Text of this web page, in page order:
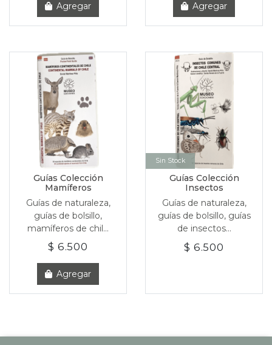
Agregar Agregar
Guías Colección
Mamíferos
Guías de naturaleza,
guías de bolsillo,
mamíferos de chil...
$ 6.500
Agregar
Sin Stock
Guías Colección
Insectos
Guías de naturaleza,
guías de bolsillo, guías
de insectos...
$ 6.500